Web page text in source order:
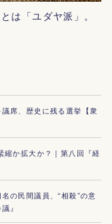
は「ユダヤ派」。
席、歴史に残る選挙【衆
縮か拡大か？｜第八回『経
の民間議員、“相殺”の意
』